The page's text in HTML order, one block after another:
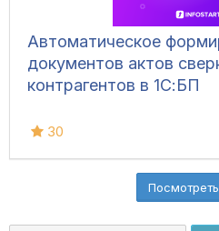
Автоматическое
документов актов
контрагентов в 1С:БП
30